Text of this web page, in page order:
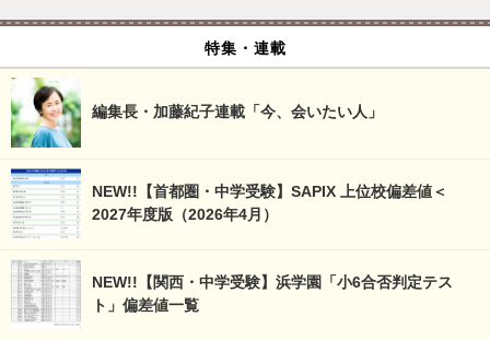
特集・連載
編集長・加藤紀子連載「今、会いたい人」
NEW!!【首都圏・中学受験】SAPIX 上位校偏差値＜
2027年度版（2026年4月）
NEW!!【関西・中学受験】浜学園「小6合否判定テス
ト」偏差値一覧